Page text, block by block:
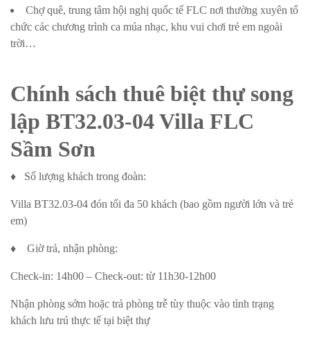
Chợ quê, trung tâm hội nghị quốc tế FLC nơi thường xuyên tổ
chức các chương trình ca múa nhạc, khu vui chơi trẻ em ngoài
trời…
Chính sách thuê biệt thự song
lập BT32.03-04 Villa FLC
Sầm Sơn
♦ Số lượng khách trong đoàn:
Villa BT32.03-04 đón tối đa 50 khách (bao gồm người lớn và trẻ
em)
♦ Giờ trả, nhận phòng:
Check-in: 14h00 – Check-out: từ 11h30-12h00
Nhận phòng sớm hoặc trả phòng trễ tùy thuộc vào tình trạng
khách lưu trú thực tế tại biệt thự